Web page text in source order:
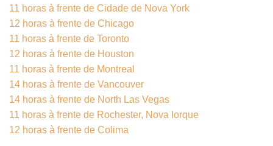
11 horas à frente de Cidade de Nova York
12 horas à frente de Chicago
11 horas à frente de Toronto
12 horas à frente de Houston
11 horas à frente de Montreal
14 horas à frente de Vancouver
14 horas à frente de North Las Vegas
11 horas à frente de Rochester, Nova Iorque
12 horas à frente de Colima